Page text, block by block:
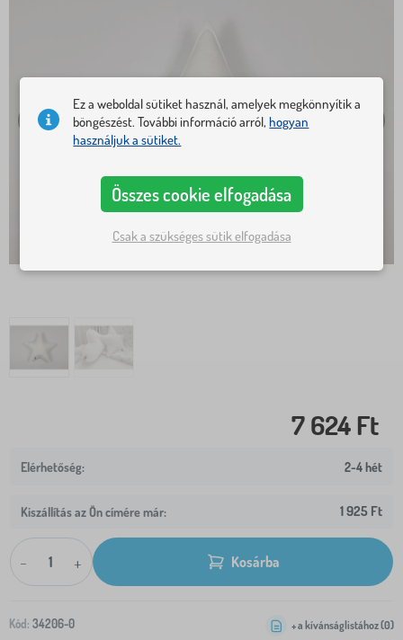
7 624 Ft
2-4 hét
Kiszállítás az Ön címére már: 1 925 Ft
- + Kosárba
Kód: 34206-0 + a kívánságlistához (0)
Ez a weboldal sütiket használ, amelyek megkönnyítik a
böngészést. További információ arról,hogyan
használjuk a sütiket.
Összes cookie elfogadása
Csak a szükséges sütik elfogadása